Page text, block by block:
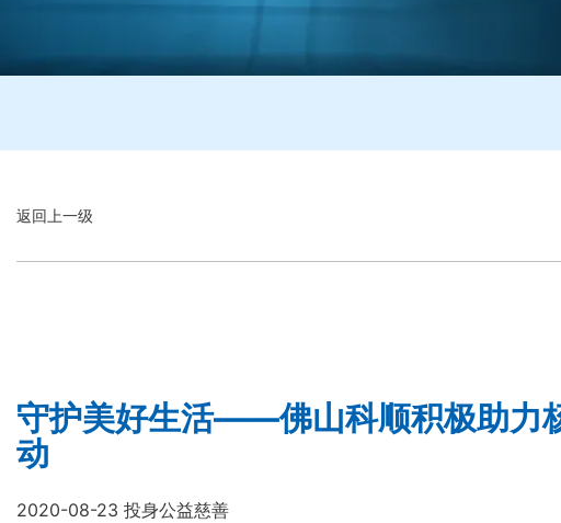
返回上一级
守护美好生活——佛山科顺积极助力
动
2020-08-23 投身公益慈善